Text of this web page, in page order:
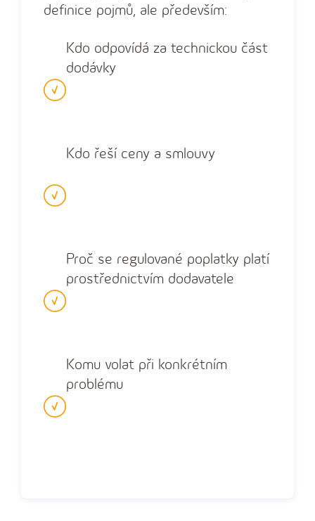
definice pojmů, ale především:
Kdo odpovídá za technickou část
dodávky
Kdo řeší ceny a smlouvy
Proč se regulované poplatky platí
prostřednictvím dodavatele
Komu volat při konkrétním
problému